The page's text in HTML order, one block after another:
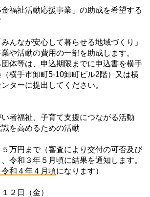
金福祉活動応援事業」の助成を希望する
んなが安心して暮らせる地域づくり」
や活動の費用の一部を助成します。
体等は、申込期限までに申込書を横手
横手市卸町5-10卸町ビル2階）又は横
ターに提出してください。
福祉、子育て支援につながる活動
を高めるための活動
円まで（審査により交付の可否及び
令和３年５月頃に結果を通知します。
和４年４月頃になります）
日（金）